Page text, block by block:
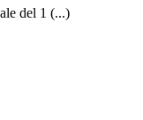
del 1 (...)